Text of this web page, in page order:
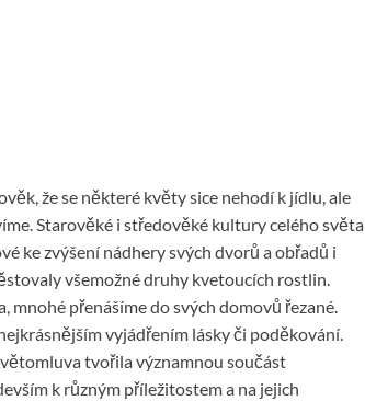
že se některé květy sice nehodí k jídlu, ale
Starověké i středověké kultury celého světa
ke zvýšení nádhery svých dvorů a obřadů i
všemožné druhy kvetoucích rostlin.
mnohé přenášíme do svých domovů řezané.
vyjádřením lásky či poděkování.
tvořila významnou součást
k různým příležitostem a na jejich